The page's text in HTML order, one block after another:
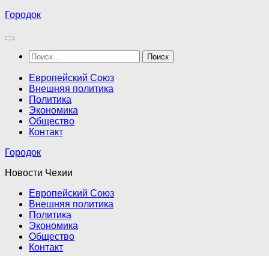
Перейти
содержимому
Городок
Найти:
Европейский Союз
Внешняя политика
Политика
Экономика
Общество
Контакт
Городок
Новости Чехии
Европейский Союз
Внешняя политика
Политика
Экономика
Общество
Контакт